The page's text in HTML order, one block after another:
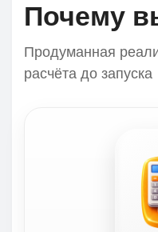
Почему
Продуманная
расчёта до запуска